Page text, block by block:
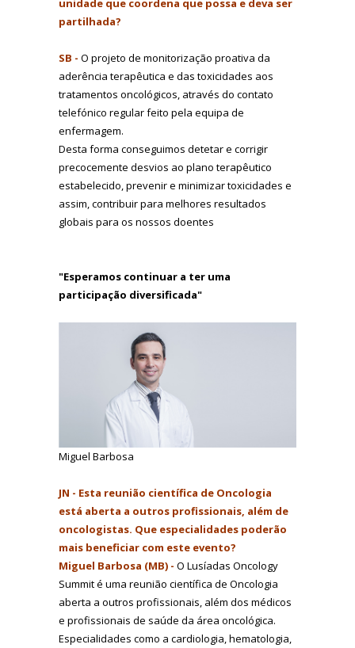
unidade que coordena que possa e deva ser
partilhada?
SB - O projeto de monitorização proativa da
aderência terapêutica e das toxicidades aos
tratamentos oncológicos, através do contato
telefónico regular feito pela equipa de
enfermagem.
Desta forma conseguimos detetar e corrigir
precocemente desvios ao plano terapêutico
estabelecido, prevenir e minimizar toxicidades e
assim, contribuir para melhores resultados
globais para os nossos doentes
"Esperamos continuar a ter uma
participação diversificada"
Miguel Barbosa
JN - Esta reunião científica de Oncologia
está aberta a outros profissionais, além de
oncologistas. Que especialidades poderão
mais beneficiar com este evento?
Miguel Barbosa (MB) - O Lusíadas Oncology
Summit é uma reunião científica de Oncologia
aberta a outros profissionais, além dos médicos
e profissionais de saúde da área oncológica.
Especialidades como a cardiologia, hematologia,